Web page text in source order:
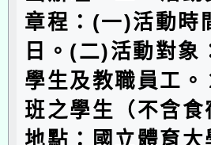
章程：(一)活動時
日。(二)活動對象
學生及教職員工
班之學生（不含
地點：國立體育